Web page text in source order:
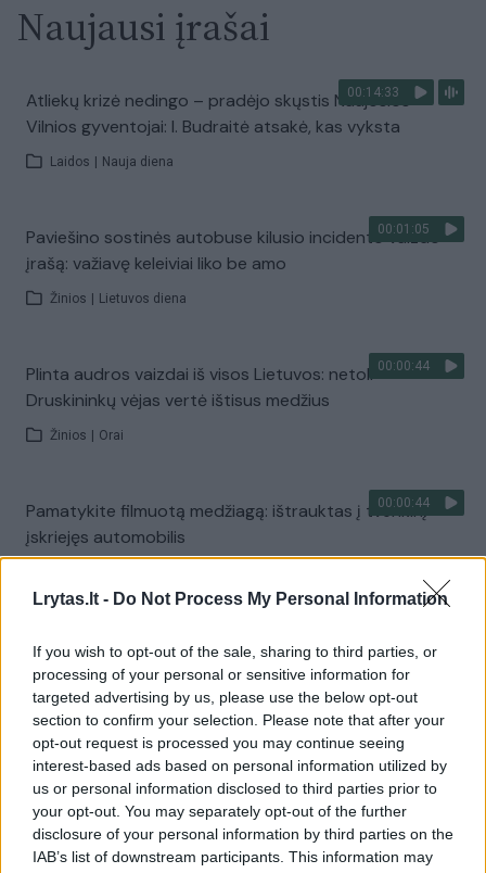
Lrytas.lt - Do Not Process My Personal Information
If you wish to opt-out of the sale, sharing to third parties, or
processing of your personal or sensitive information for
targeted advertising by us, please use the below opt-out
section to confirm your selection. Please note that after your
opt-out request is processed you may continue seeing
interest-based ads based on personal information utilized by
us or personal information disclosed to third parties prior to
your opt-out. You may separately opt-out of the further
disclosure of your personal information by third parties on the
IAB’s list of downstream participants. This information may
Naujausi įrašai
00:14:33
Atliekų krizė nedingo – pradėjo skųstis Naujosios
Vilnios gyventojai: I. Budraitė atsakė, kas vyksta
Laidos Nauja diena
00:01:05
Paviešino sostinės autobuse kilusio incidento vaizdo
įrašą: važiavę keleiviai liko be amo
Žinios Lietuvos diena
00:00:44
Plinta audros vaizdai iš visos Lietuvos: netoli
Druskininkų vėjas vertė ištisus medžius
Žinios Orai
00:00:44
Pamatykite filmuotą medžiagą: ištrauktas į tvenkinį
įskriejęs automobilis
Visi įrašai
Žiūrimiausi įrašai
00:00:30
Vaizdai iš tragiškos avarijos Vilniaus r.: dviejų moterų ir
vaiko gyvybių išgelbėti nepavyko